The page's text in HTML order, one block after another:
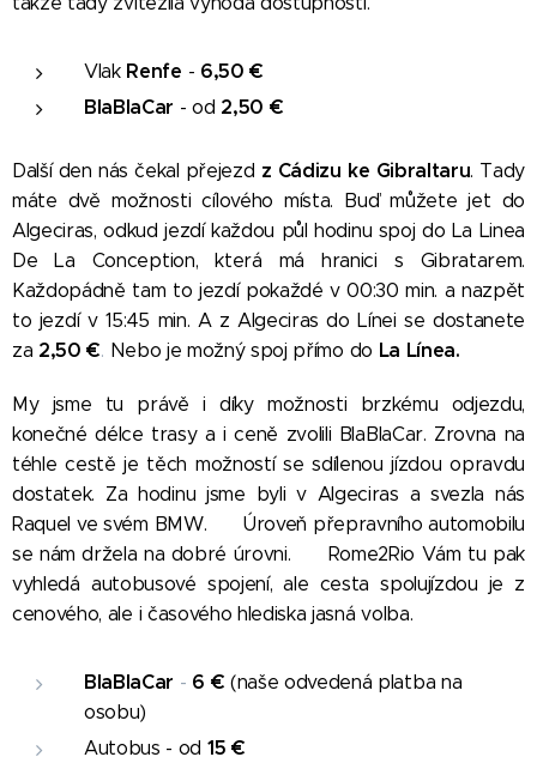
VlakRenfe - 6,50 €
BlaBlaCar - od 2,50 €
Další den nás čekal přejezd z Cádizu ke Gibraltaru. Tady
máte dvě možnosti cílového místa. Buď můžete jet do
Algeciras, odkud jezdí každou půl hodinu spoj do La Linea
De La Conception, která má hranici s Gibratarem.
Každopádně tam to jezdí pokaždé v 00:30 min. a nazpět
to jezdí v 15:45 min. A z Algeciras do Línei se dostanete
za 2,50€. Nebo je možný spoj přímo do La Línea.
My jsme tu právě i díky možnosti brzkému odjezdu,
konečné délce trasy a i ceně zvolili BlaBlaCar. Zrovna na
téhle cestě je těch možností se sdílenou jízdou opravdu
dostatek. Za hodinu jsme byli v Algeciras a svezla nás
Raquel ve svém BMW. 😀 Úroveň přepravního automobilu
se nám držela na dobré úrovni.
😀 Rome2Rio Vám tu pak
vyhledá autobusové spojení, ale cesta spolujízdou je z
cenového, ale i časového hlediska jasná volba.
BlaBlaCar - 6 € (naše odvedená platba na
osobu)
Autobus - od 15 €